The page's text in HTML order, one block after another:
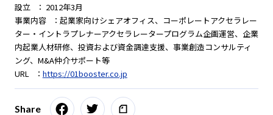
設立 ： 2012年3月
事業内容 ：起業家向けシェアオフィス、コーポレートアクセラレー
ター・イントラプレナーアクセラレータープログラム企画運営、企業
内起業人材研修、投資および資金調達支援、事業創造コンサルティ
ング、M&A仲介サポート等
URL ： https://01booster.co.jp
Share